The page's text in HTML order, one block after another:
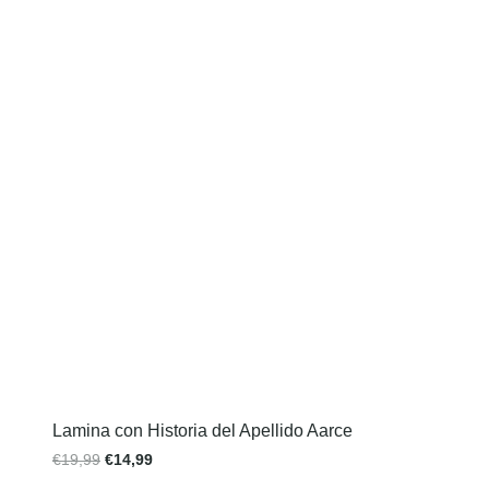
Lamina con Historia del Apellido Aarce
€19,99 €14,99